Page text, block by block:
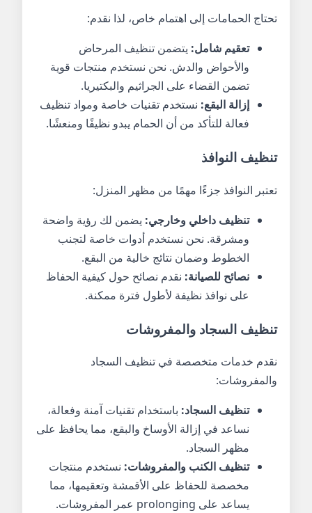
تحتاج الحمامات إلى اهتمام خاص، لذا نقدم:
تعقيم شامل: يتضمن تنظيف المرحاض
والأحواض والدش. نحن نستخدم منتجات قوية
تضمن القضاء على الجراثيم والبكتيريا.
إزالة البقع: نستخدم تقنيات خاصة ومواد تنظيف
فعالة للتأكد من أن الحمام يبدو نظيفًا ومنعشًا.
تنظيف النوافذ
تعتبر النوافذ جزءًا مهمًا من مظهر المنزل:
تنظيف داخلي وخارجي: يضمن لك رؤية واضحة
ومشرقة. نحن نستخدم أدوات خاصة لتجنب
الخطوط وضمان نتائج خالية من البقع.
نصائح للصيانة: نقدم نصائح حول كيفية الحفاظ
على نوافذ نظيفة لأطول فترة ممكنة.
تنظيف السجاد والمفروشات
نقدم خدمات متخصصة في تنظيف السجاد
والمفروشات:
تنظيف السجاد: باستخدام تقنيات آمنة وفعالة،
نساعد في إزالة الأوساخ والبقع، مما يحافظ على
مظهر السجاد.
تنظيف الكنب والمفروشات: نستخدم منتجات
مخصصة للحفاظ على الأقمشة وتعقيمها، مما
يساعد على prolonging عمر المفروشات.